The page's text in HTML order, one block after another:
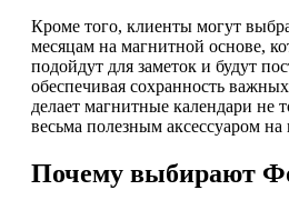
Кроме того, клиенты могут
месяцам на магнитной основе,
подойдут для заметок и будут
обеспечивая сохранность
делает магнитные календари не
весьма полезным аксессуаром
Почему выбирают